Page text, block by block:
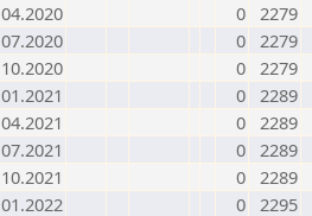
0 2279
0 2279
0 2279
0 2289
0 2289
0 2289
0 2289
0 2295